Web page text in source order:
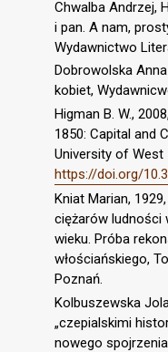
Chwalba Andrzej,
i pan. A nam,
Wydawnictwo
Dobrowolska
kobiet,
Higman B. W.,
1850: Capital and
University of West
https://doi.org/
Kniat Marian,
ciężarów ludności
wieku. Próba
włościańskiego,
Poznań.
Kolbuszewska
„czepialskimi
nowego